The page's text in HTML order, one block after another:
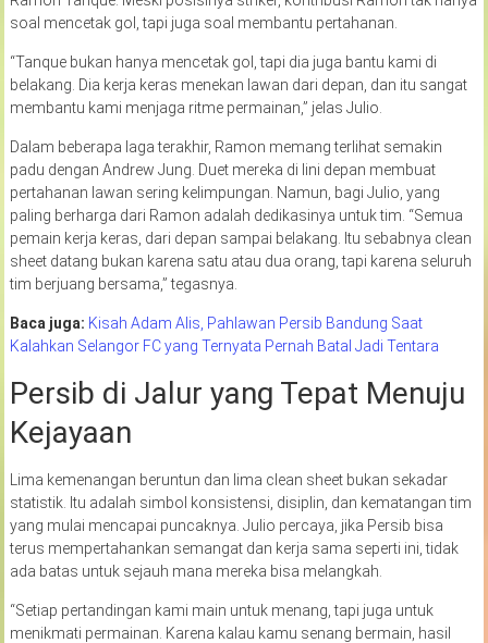
soal mencetak gol, tapi juga soal membantu pertahanan.
“Tanque bukan hanya mencetak gol, tapi dia juga bantu kami di
belakang. Dia kerja keras menekan lawan dari depan, dan itu sangat
membantu kami menjaga ritme permainan,” jelas Julio.
Dalam beberapa laga terakhir, Ramon memang terlihat semakin
padu dengan Andrew Jung. Duet mereka di lini depan membuat
pertahanan lawan sering kelimpungan. Namun, bagi Julio, yang
paling berharga dari Ramon adalah dedikasinya untuk tim. “Semua
pemain kerja keras, dari depan sampai belakang. Itu sebabnya clean
sheet datang bukan karena satu atau dua orang, tapi karena seluruh
tim berjuang bersama,” tegasnya.
Baca juga: Kisah Adam Alis, Pahlawan Persib Bandung Saat
Kalahkan Selangor FC yang Ternyata Pernah Batal Jadi Tentara
Persib di Jalur yang Tepat Menuju
Kejayaan
Lima kemenangan beruntun dan lima clean sheet bukan sekadar
statistik. Itu adalah simbol konsistensi, disiplin, dan kematangan tim
yang mulai mencapai puncaknya. Julio percaya, jika Persib bisa
terus mempertahankan semangat dan kerja sama seperti ini, tidak
ada batas untuk sejauh mana mereka bisa melangkah.
“Setiap pertandingan kami main untuk menang, tapi juga untuk
menikmati permainan. Karena kalau kamu senang bermain, hasil